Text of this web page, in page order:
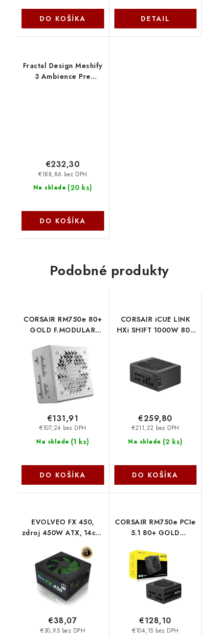
DO KOŠÍKA DETAIL
Fractal Design Meshify
3 Ambience Pre
Na sklade (20 ks)
€188,86 bez DPH
€232,30
DO KOŠÍKA
Podobné produkty
CORSAIR RM750e 80+
GOLD F.MODULAR
9020292-EU Corsair
Na sklade (1 ks)
€107,24 bez DPH
€131,91
DO KOŠÍKA
CORSAIR iCUE LINK
HXi SHIFT 1000W 80+
Na sklade (2 ks)
€211,22 bez DPH
€259,80
DO KOŠÍKA
EVOLVEO FX 450,
zdroj 450W ATX, 14cm,
CZEFX450 Evolveo
€30,95 bez DPH
€38,07
CORSAIR RM750e PCIe
5.1 80+ GOLD
9020295-EU Corsair
€104,15 bez DPH
€128,10